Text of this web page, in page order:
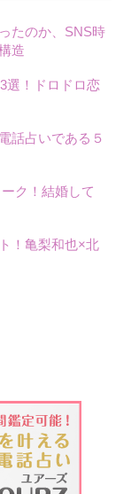
たのか、SNS時
造
選！ドロドロ恋
話占いである５
ク！結婚して
！亀梨和也×北